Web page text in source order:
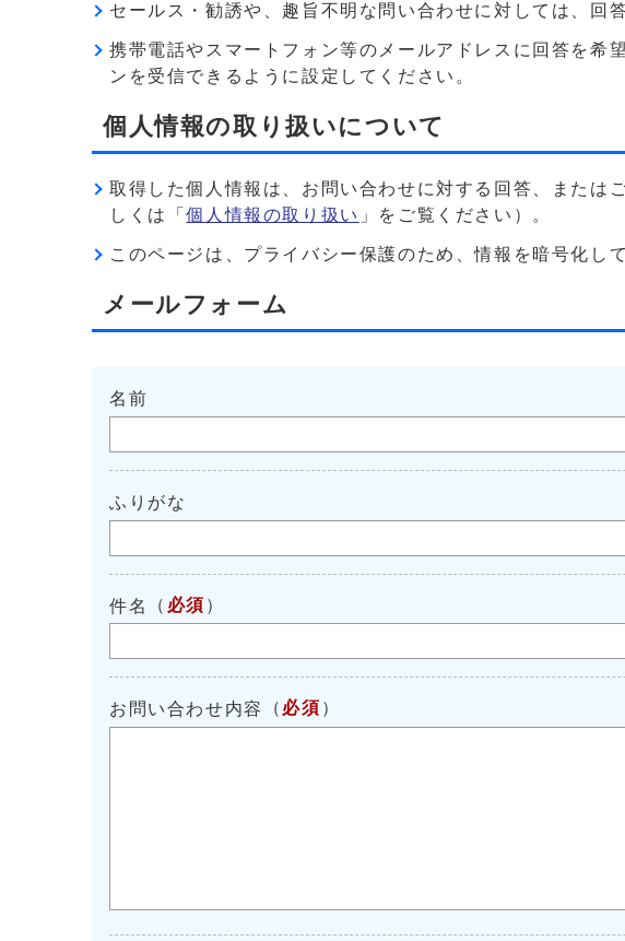
セールス・勧誘や、趣旨不明な問い合わせに対しては、回
携帯電話やスマートフォン等のメールアドレスに回答を
ンを受信できるように設定してください。
個人情報の取り扱いについて
取得した個人情報は、お問い合わせに対する回答、または
しくは「個人情報の取り扱い 」をご覧ください）。
このページは、プライバシー保護のため、情報を暗号化
メールフォーム
名前
ふりがな
件名 （ 必須 ）
お問い合わせ内容 （ 必須 ）